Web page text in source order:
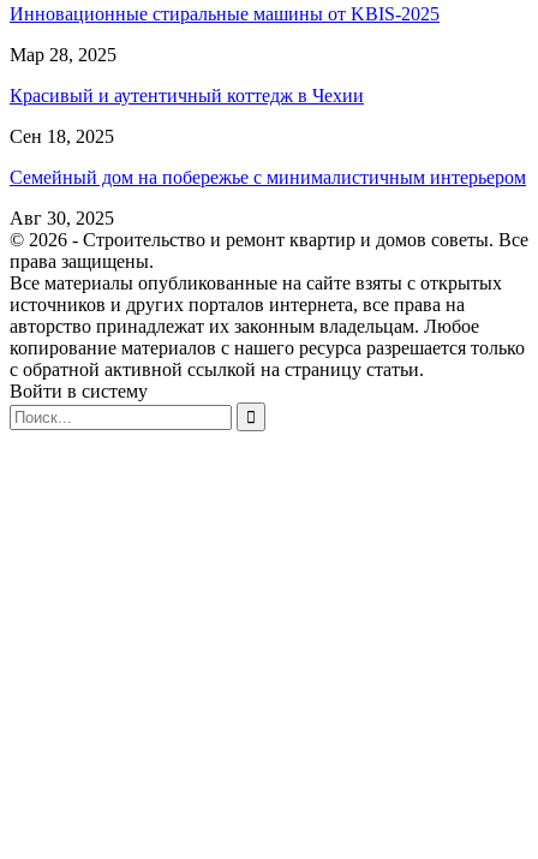
Инновационные стиральные машины от KBIS-2025
Мар 28, 2025
Красивый и аутентичный коттедж в Чехии
Сен 18, 2025
Семейный дом на побережье с минималистичным интерьером
Авг 30, 2025
© 2026 - Строительство и ремонт квартир и домов советы. Все
права защищены.
Все материалы опубликованные на сайте взяты с открытых
источников и других порталов интернета, все права на
авторство принадлежат их законным владельцам. Любое
копирование материалов с нашего ресурса разрешается только
с обратной активной ссылкой на страницу статьи.
Войти в систему